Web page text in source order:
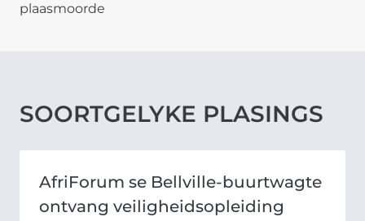
plaasmoorde
SOORTGELYKE PLASINGS
AfriForum se Bellville-buurtwagte
ontvang veiligheidsopleiding